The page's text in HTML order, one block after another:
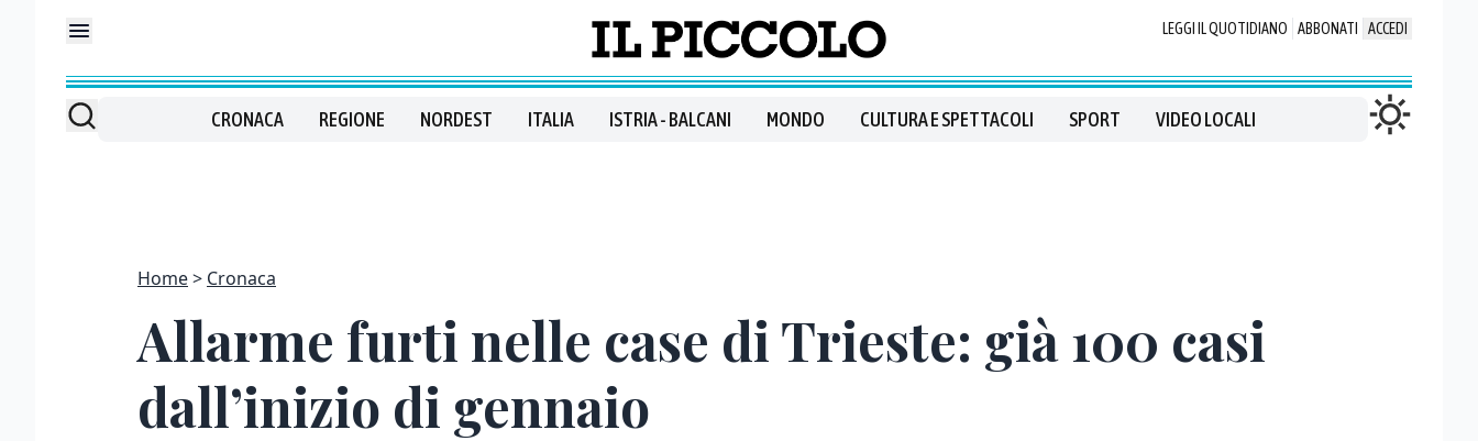
LEGGI IL QUOTIDIANO ABBONATI ACCEDI
CRONACA REGIONE NORDEST ITALIA ISTRIA - BALCANI MONDO CULTURA E SPETTACOLI SPORT VIDEO LOCALI
Home Cronaca
Allarme furti nelle case di Trieste: già 100 casi
dall’inizio di gennaio